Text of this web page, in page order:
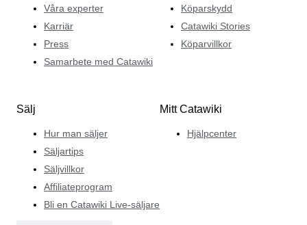
Våra experter
Karriär
Press
Samarbete med Catawiki
Köparskydd
Catawiki Stories
Köparvillkor
Sälj
Hur man säljer
Säljartips
Säljvillkor
Affiliateprogram
Bli en Catawiki Live-säljare
Mitt Catawiki
Hjälpcenter